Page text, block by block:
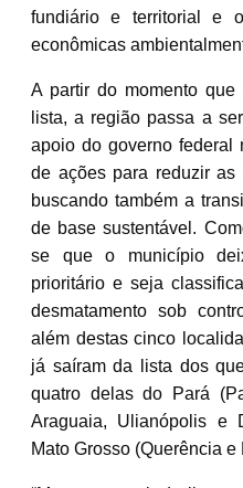
fundiário e territorial e
econômicas
A partir do momento
lista, a região passa a
apoio do governo federal
de ações para reduzir as
buscando também a
de base sustentável.
se que o município
prioritário e seja
desmatamento sob
além destas cinco
já saíram da lista dos
quatro delas do Pará
Araguaia, Ulianópolis e
Mato Grosso (Querência e